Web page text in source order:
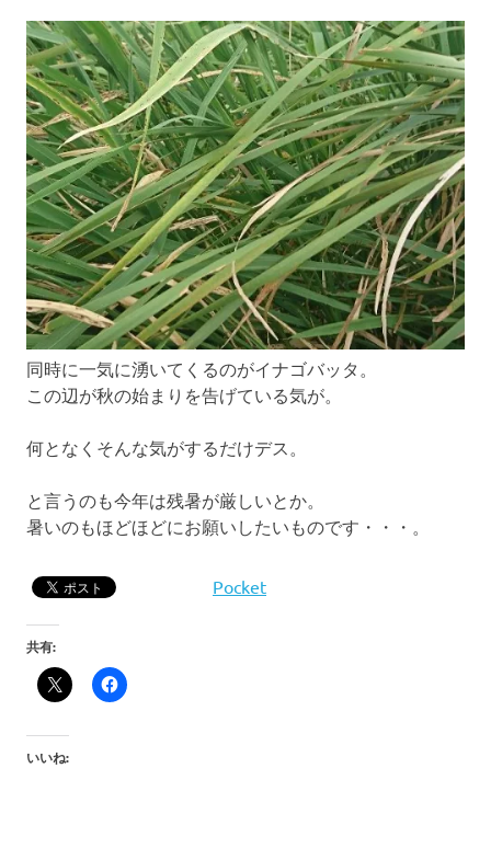
同時に一気に湧いてくるのがイナゴバッタ。
この辺が秋の始まりを告げている気が。
何となくそんな気がするだけデス。
と言うのも今年は残暑が厳しいとか。
暑いのもほどほどにお願いしたいものです・・・。
Pocket
共有:
いいね: